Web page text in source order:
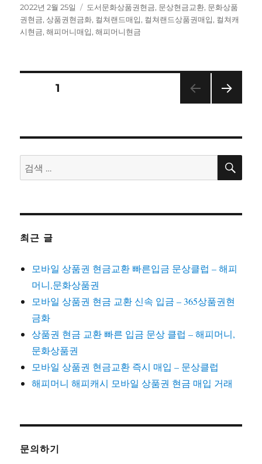
작
성
일
2022년 2월 25일
태
그
도서문화상품권현금, 문상현금교환, 문화상품
권현금,상품권현금화, 컬쳐랜드매입, 컬쳐랜드상품권매입, 컬쳐캐
시현금,해피머니매입,해피머니현금
색
페이지1
검
색:
검
최근 글
모바일 상품권 현금교환 빠른입금 문상클럽 – 해피
머니,문화상품권
모바일 상품권 현금 교환 신속 입금 – 365상품권현
금화
상품권 현금 교환 빠른 입금 문상 클럽 – 해피머니,
문화상품권
모바일 상품권 현금교환 즉시 매입 – 문상클럽
해피머니 해피캐시 모바일 상품권 현금 매입 거래
문의하기